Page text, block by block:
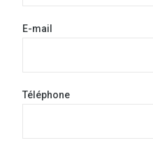
E-mail
Téléphone